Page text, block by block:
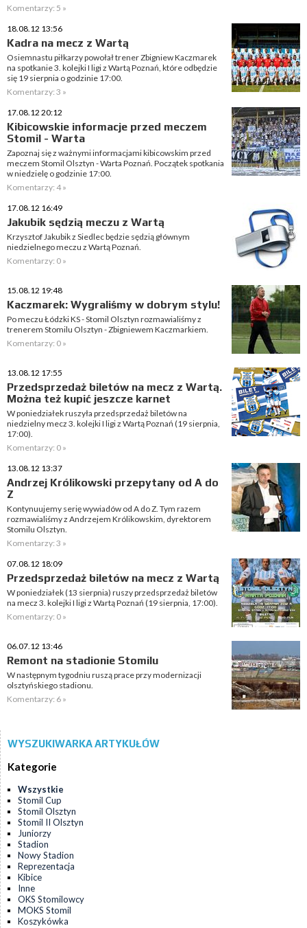
Komentarzy: 5 »
18.08.12 13:56
Kadra na mecz z Wartą
Osiemnastu piłkarzy powołał trener Zbigniew Kaczmarek
na spotkanie 3. kolejki I ligi z Wartą Poznań, które odbędzie
się 19 sierpnia o godzinie 17:00.
Komentarzy: 3 »
17.08.12 20:12
Kibicowskie informacje przed meczem
Stomil - Warta
Zapoznaj się z ważnymi informacjami kibicowskim przed
meczem Stomil Olsztyn - Warta Poznań. Początek spotkania
w niedzielę o godzinie 17:00.
Komentarzy: 4 »
17.08.12 16:49
Jakubik sędzią meczu z Wartą
Krzysztof Jakubik z Siedlec będzie sędzią głównym
niedzielnego meczu z Wartą Poznań.
Komentarzy: 0 »
15.08.12 19:48
Kaczmarek: Wygraliśmy w dobrym stylu!
Po meczu Łódzki KS - Stomil Olsztyn rozmawialiśmy z
trenerem Stomilu Olsztyn - Zbigniewem Kaczmarkiem.
Komentarzy: 0 »
13.08.12 17:55
Przedsprzedaż biletów na mecz z Wartą.
Można też kupić jeszcze karnet
W poniedziałek ruszyła przedsprzedaż biletów na
niedzielny mecz 3. kolejki I ligi z Wartą Poznań (19 sierpnia,
17:00).
Komentarzy: 0 »
13.08.12 13:37
Andrzej Królikowski przepytany od A do
Z
Kontynuujemy serię wywiadów od A do Z. Tym razem
rozmawialiśmy z Andrzejem Królikowskim, dyrektorem
Stomilu Olsztyn.
Komentarzy: 3 »
07.08.12 18:09
Przedsprzedaż biletów na mecz z Wartą
W poniedziałek (13 sierpnia) ruszy przedsprzedaż biletów
na mecz 3. kolejki I ligi z Wartą Poznań (19 sierpnia, 17:00).
Komentarzy: 0 »
06.07.12 13:46
Remont na stadionie Stomilu
W następnym tygodniu ruszą prace przy modernizacji
olsztyńskiego stadionu.
Komentarzy: 6 »
WYSZUKIWARKA ARTYKUŁÓW
Kategorie
Wszystkie
Stomil Cup
Stomil Olsztyn
Stomil II Olsztyn
Juniorzy
Stadion
Nowy Stadion
Reprezentacja
Kibice
Inne
OKS Stomilowcy
MOKS Stomil
Koszykówka